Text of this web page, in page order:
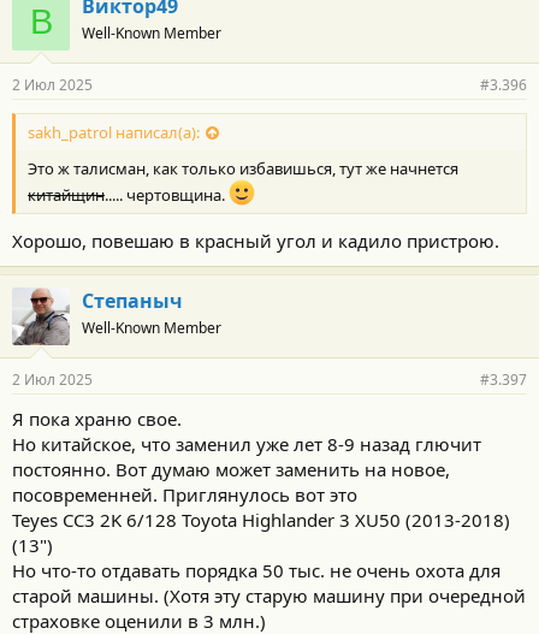
В Виктор49
Well-Known Member
2 Июл 2025 #3.396
sakh_patrol написал(а):
Это ж талисман, как только избавишься, тут же начнется
китайщин..... чертовщина.
Хорошо, повешаю в красный угол и кадило пристрою.
Степаныч
Well-Known Member
2 Июл 2025 #3.397
Я пока храню свое.
Но китайское, что заменил уже лет 8-9 назад глючит
постоянно. Вот думаю может заменить на новое,
посовременней. Приглянулось вот это
Teyes CC3 2K 6/128 Toyota Highlander 3 XU50 (2013-2018)
(13")
Но что-то отдавать порядка 50 тыс. не очень охота для
старой машины. (Хотя эту старую машину при очередной
страховке оценили в 3 млн.)